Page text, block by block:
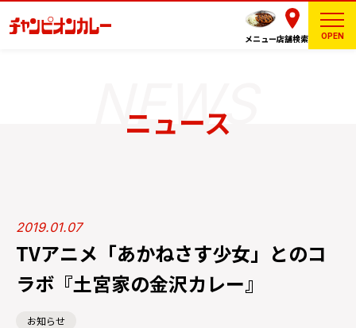
メニュー店舗検索 OPEN
ニュース
2019.01.07
TVアニメ「あかねさす少女」とのコ
ラボ『土宮家の金沢カレー』
お知らせ